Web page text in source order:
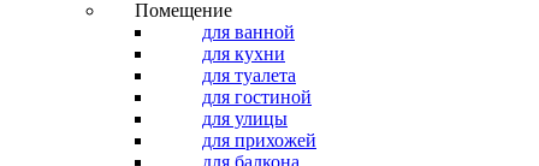
Помещение
для ванной
для кухни
для туалета
для гостиной
для улицы
для прихожей
для балкона